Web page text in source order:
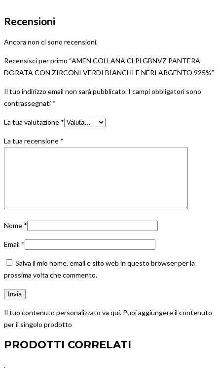
Recensioni
Ancora non ci sono recensioni.
Recensisci per primo “AMEN COLLANA CLPLGBNVZ PANTERA
DORATA CON ZIRCONI VERDI BIANCHI E NERI ARGENTO 925%”
Il tuo indirizzo email non sarà pubblicato. I campi obbligatori sono
contrassegnati *
La tua valutazione *
La tua recensione *
Nome *
Email *
Salva il mio nome, email e sito web in questo browser per la
prossima volta che commento.
Il tuo contenuto personalizzato va qui. Puoi aggiungere il contenuto
per il singolo prodotto
PRODOTTI CORRELATI
.